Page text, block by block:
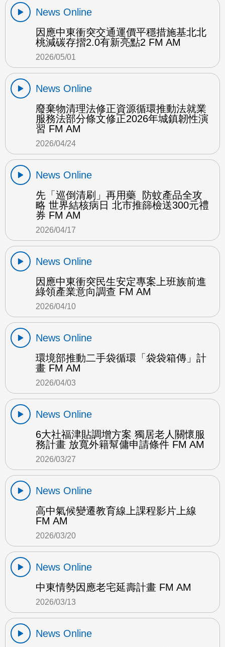
News Online
因應中東衝突交通運價平穩措施基北北
桃減碳存摺2.0有新亮點2 FM AM
2026/05/01
News Online
廢棄物清理法修正資源循環推動法就業
服務法部分條文修正2026年城鎮韌性演
習 FM AM
2026/04/24
News Online
先「巡倒清刷」再用藥 防蚊產品全攻
略 世界結核病日 北市推篩檢送300元禮
券 FM AM
2026/04/17
News Online
因應中東衝突民生安定專案上班族前進
綠領產業意向調查 FM AM
2026/04/10
News Online
環境部推動二手袋循環「袋袋箱傳」計
畫 FM AM
2026/04/03
News Online
6大社福津貼調增方案 獨居老人關懷服
務計畫 放寬外籍幫傭申請條件 FM AM
2026/03/27
News Online
高中氣候變遷教育線上課程影片上線
FM AM
2026/03/20
News Online
中東情勢因應老宅延壽計畫 FM AM
2026/03/13
News Online